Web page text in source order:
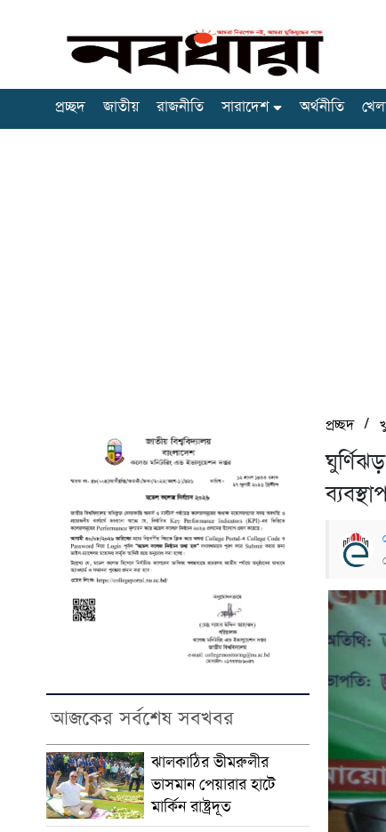
প্রচ্ছদ জাতীয় রাজনীতি সারাদেশ অর্থনীতি
আজকের সর্বশেষ সবখবর
ঝালকাঠির ভীমরুলীর
ভাসমান পেয়ারার হাটে
মার্কিন রাষ্ট্রদূত
প্রচ্ছদ/